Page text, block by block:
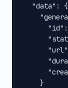
  "data": {
    }